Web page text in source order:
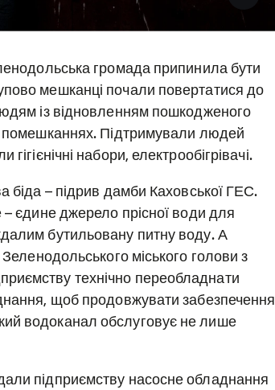
громада припинила бути
мешканці почали повертатися до
із відновленням пошкодженого
помешканнях. Підтримували людей
набори, електрообігрівачі.
біда – підрив дамби Каховської ГЕС.
єдине джерело прісної води для
бутильовану питну воду. А
міського голови з
технічно переобладнати
щоб продовжувати забезпечення
водоканал обслуговує не лише
підприємству насосне обладнання